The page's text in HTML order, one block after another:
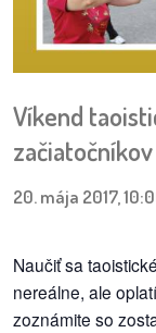
konania
pripomienkové
dobrá
Víkend
začiatočníkov
20. mája 2017,
Naučiť sa
nereálne, ale
zoznámite so